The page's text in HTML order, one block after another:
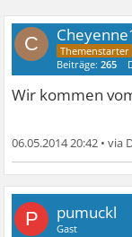
C
Beiträge:265
Wir kommen
06.05.2014 20:42 •
P pumuckl
Gast